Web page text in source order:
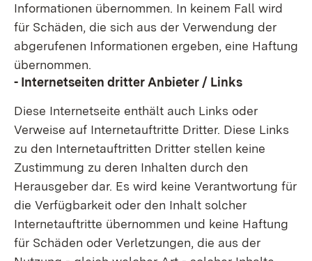
Informationen übernommen. In keinem Fall wird
für Schäden, die sich aus der Verwendung der
abgerufenen Informationen ergeben, eine Haftung
übernommen.
- Internetseiten dritter Anbieter / Links
Diese Internetseite enthält auch Links oder
Verweise auf Internetauftritte Dritter. Diese Links
zu den Internetauftritten Dritter stellen keine
Zustimmung zu deren Inhalten durch den
Herausgeber dar. Es wird keine Verantwortung für
die Verfügbarkeit oder den Inhalt solcher
Internetauftritte übernommen und keine Haftung
für Schäden oder Verletzungen, die aus der